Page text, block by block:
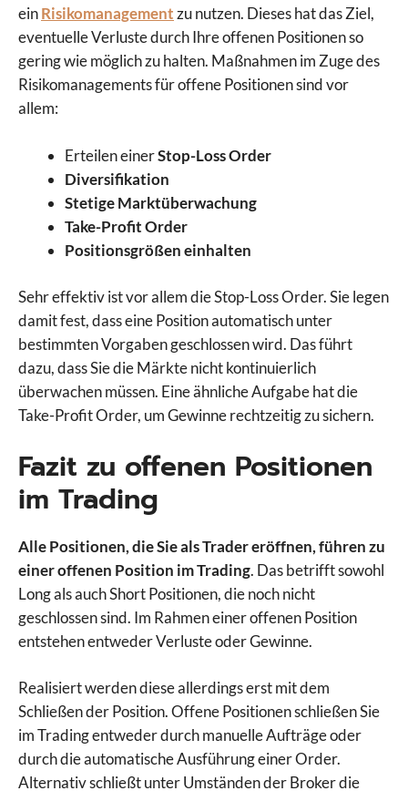
einRisikomanagementzu nutzen. Dieses hat das Ziel,
eventuelle Verluste durch Ihre offenen Positionen so
gering wie möglich zu halten. Maßnahmen im Zuge des
Risikomanagements für offene Positionen sind vor
allem:
Erteilen einerStop-Loss Order
Diversifikation
Stetige Marktüberwachung
Take-Profit Order
Positionsgrößen einhalten
Sehr effektiv ist vor allem die Stop-Loss Order. Sie legen
damit fest, dass eine Position automatisch unter
bestimmten Vorgaben geschlossen wird. Das führt
dazu, dass Sie die Märkte nicht kontinuierlich
überwachen müssen. Eine ähnliche Aufgabe hat die
Take-Profit Order, um Gewinne rechtzeitig zu sichern.
Fazit zu offenen Positionen
im Trading
Alle Positionen, die Sie als Trader eröffnen, führen zu
einer offenen Position im Trading. Das betrifft sowohl
Long als auch Short Positionen, die noch nicht
geschlossen sind. Im Rahmen einer offenen Position
entstehen entweder Verluste oder Gewinne.
Realisiert werden diese allerdings erst mit dem
Schließen der Position. Offene Positionen schließen Sie
im Trading entweder durch manuelle Aufträge oder
durch die automatische Ausführung einer Order.
Alternativ schließt unter Umständen der Broker die